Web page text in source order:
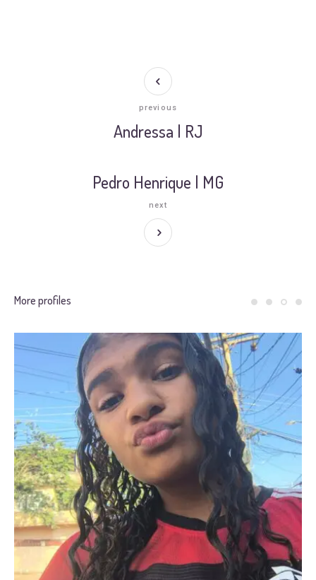
Andressa | RJ
previous
Pedro Henrique | MG
next
More profiles